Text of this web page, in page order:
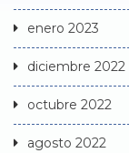
enero 2023
diciembre 2022
octubre 2022
agosto 2022